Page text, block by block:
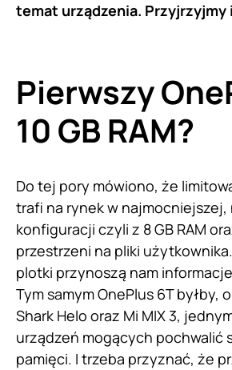
temat urządzenia. Przyjrzyjmy
Pierwszy
10 GB RAM?
Do tej pory mówiono, że
trafi na rynek w najmocniejszej,
konfiguracji czyli z 8 GB RAM
przestrzeni na pliki
plotki przynoszą nam informacje
Tym samym OnePlus 6T byłby,
Shark Helo oraz Mi MIX 3,
urządzeń mogących pochwalić
pamięci. I trzeba przyznać, że